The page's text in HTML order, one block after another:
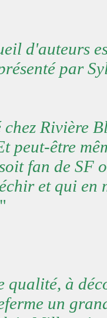
d'auteurs
par
Rivière
peut-être
fan de SF
et qui en
qualité, à
un